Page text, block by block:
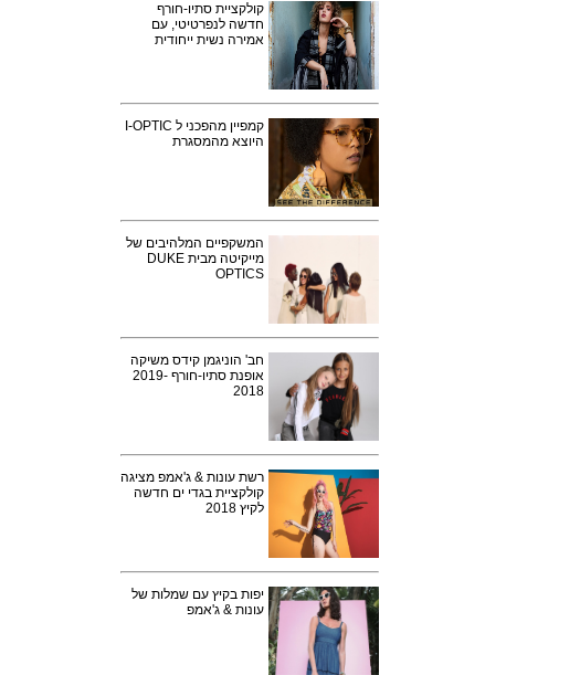
קולקציית סתיו-חורף
חדשה לנפרטיטי, עם
אמירה נשית ייחודית
קמפיין מהפכני ל I-OPTIC
היוצא מהמסגרת
המשקפיים המלהיבים של
מייקיטה מבית DUKE
OPTICS
חב' הוניגמן קידס משיקה
אופנת סתיו-חורף 2019-
2018
רשת עונות & ג'אמפ מציגה
קולקציית בגדי ים חדשה
לקיץ 2018
יפות בקיץ עם שמלות של
עונות & ג'אמפ